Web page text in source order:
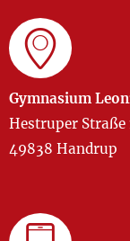
Gymnasium
Hestruper Straße
49838 Handrup